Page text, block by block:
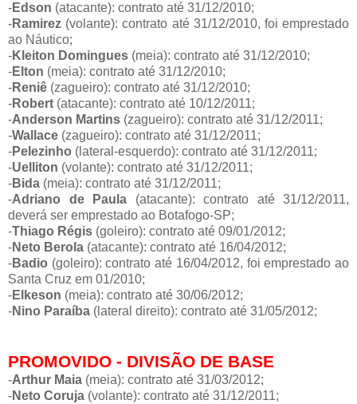
-Edson (atacante): contrato até 31/12/2010;
-Ramirez (volante): contrato até 31/12/2010, foi emprestado
ao Náutico;
-Kleiton Domingues (meia): contrato até 31/12/2010;
-Elton (meia): contrato até 31/12/2010;
-Reniê (zagueiro): contrato até 31/12/2010;
-Robert (atacante): contrato até 10/12/2011;
-Anderson Martins (zagueiro): contrato até 31/12/2011;
-Wallace (zagueiro): contrato até 31/12/2011;
-Pelezinho (lateral-esquerdo): contrato até 31/12/2011;
-Uelliton (volante): contrato até 31/12/2011;
-Bida (meia): contrato até 31/12/2011;
-Adriano de Paula (atacante): contrato até 31/12/2011,
deverá ser emprestado ao Botafogo-SP;
-Thiago Régis (goleiro): contrato até 09/01/2012;
-Neto Berola (atacante): contrato até 16/04/2012;
-Badio (goleiro): contrato até 16/04/2012, foi emprestado ao
Santa Cruz em 01/2010;
-Elkeson (meia): contrato até 30/06/2012;
-Nino Paraíba (lateral direito): contrato até 31/05/2012;
PROMOVIDO - DIVISÃO DE BASE
-Arthur Maia (meia): contrato até 31/03/2012;
-Neto Coruja (volante): contrato até 31/12/2011;